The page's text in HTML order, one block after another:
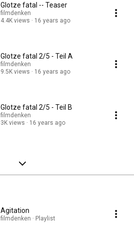
Glotze fatal -- Teaser
filmdenken
4.4K views
16 years ago
Glotze fatal 2/5 - Teil A
filmdenken
9.5K views
16 years ago
Glotze fatal 2/5 - Teil B
filmdenken
3K views
16 years ago
Agitation
filmdenken · Playlist